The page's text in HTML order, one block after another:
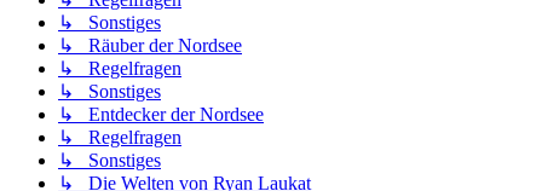
↳ Sonstiges
↳ Räuber der Nordsee
↳ Regelfragen
↳ Sonstiges
↳ Entdecker der Nordsee
↳ Regelfragen
↳ Sonstiges
↳ Die Welten von Ryan Laukat